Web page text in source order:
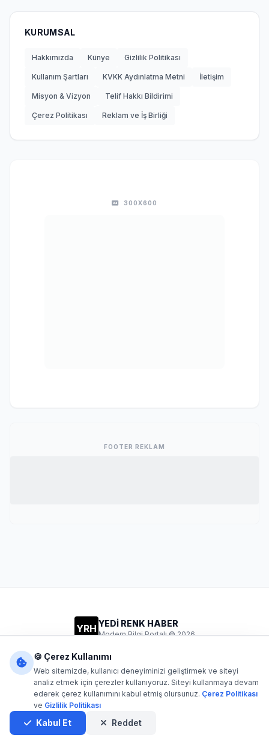
KURUMSAL
Hakkımızda Künye Gizlilik Politikası
Kullanım Şartları KVKK Aydınlatma Metni İletişim
Misyon & Vizyon Telif Hakkı Bildirimi
Çerez Politikası Reklam ve İş Birliği
300X600
FOOTER REKLAM
YRH YEDİ RENK HABER
Modern Bilgi Portalı © 2026
Dijital1- Tüm hakları saklıdır. Kaynak gösterilmeden içerik
🍪 Çerez Kullanımı
Web sitemizde, kullanıcı deneyiminizi geliştirmek ve siteyi
analiz etmek için çerezler kullanıyoruz. Siteyi kullanmaya devam
ederek çerez kullanımını kabul etmiş olursunuz. Çerez Politikası
ve Gizlilik Politikası
Kabul Et Reddet